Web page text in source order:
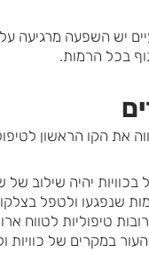
יש השפעה מרגיעה
בכל הרמות.
את הקו הראשון
יהיה שילוב של
שנפגעו ולטפל
טיפוליות לטווח
במקרים של כוויות